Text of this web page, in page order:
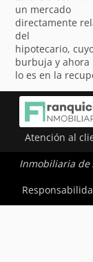
un mercado
directamente
del
hipotecario,
burbuja y ahora
lo es en la
Atención al
Inmobiliaria de